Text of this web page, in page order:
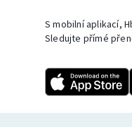
S mobilní aplikací,
Sledujte přímé